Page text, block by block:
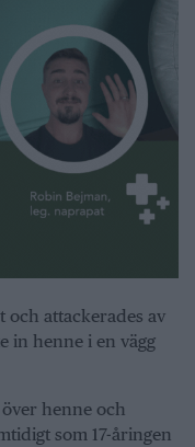
och attackerades av
in henne i en vägg
henne och
som 17-åringen